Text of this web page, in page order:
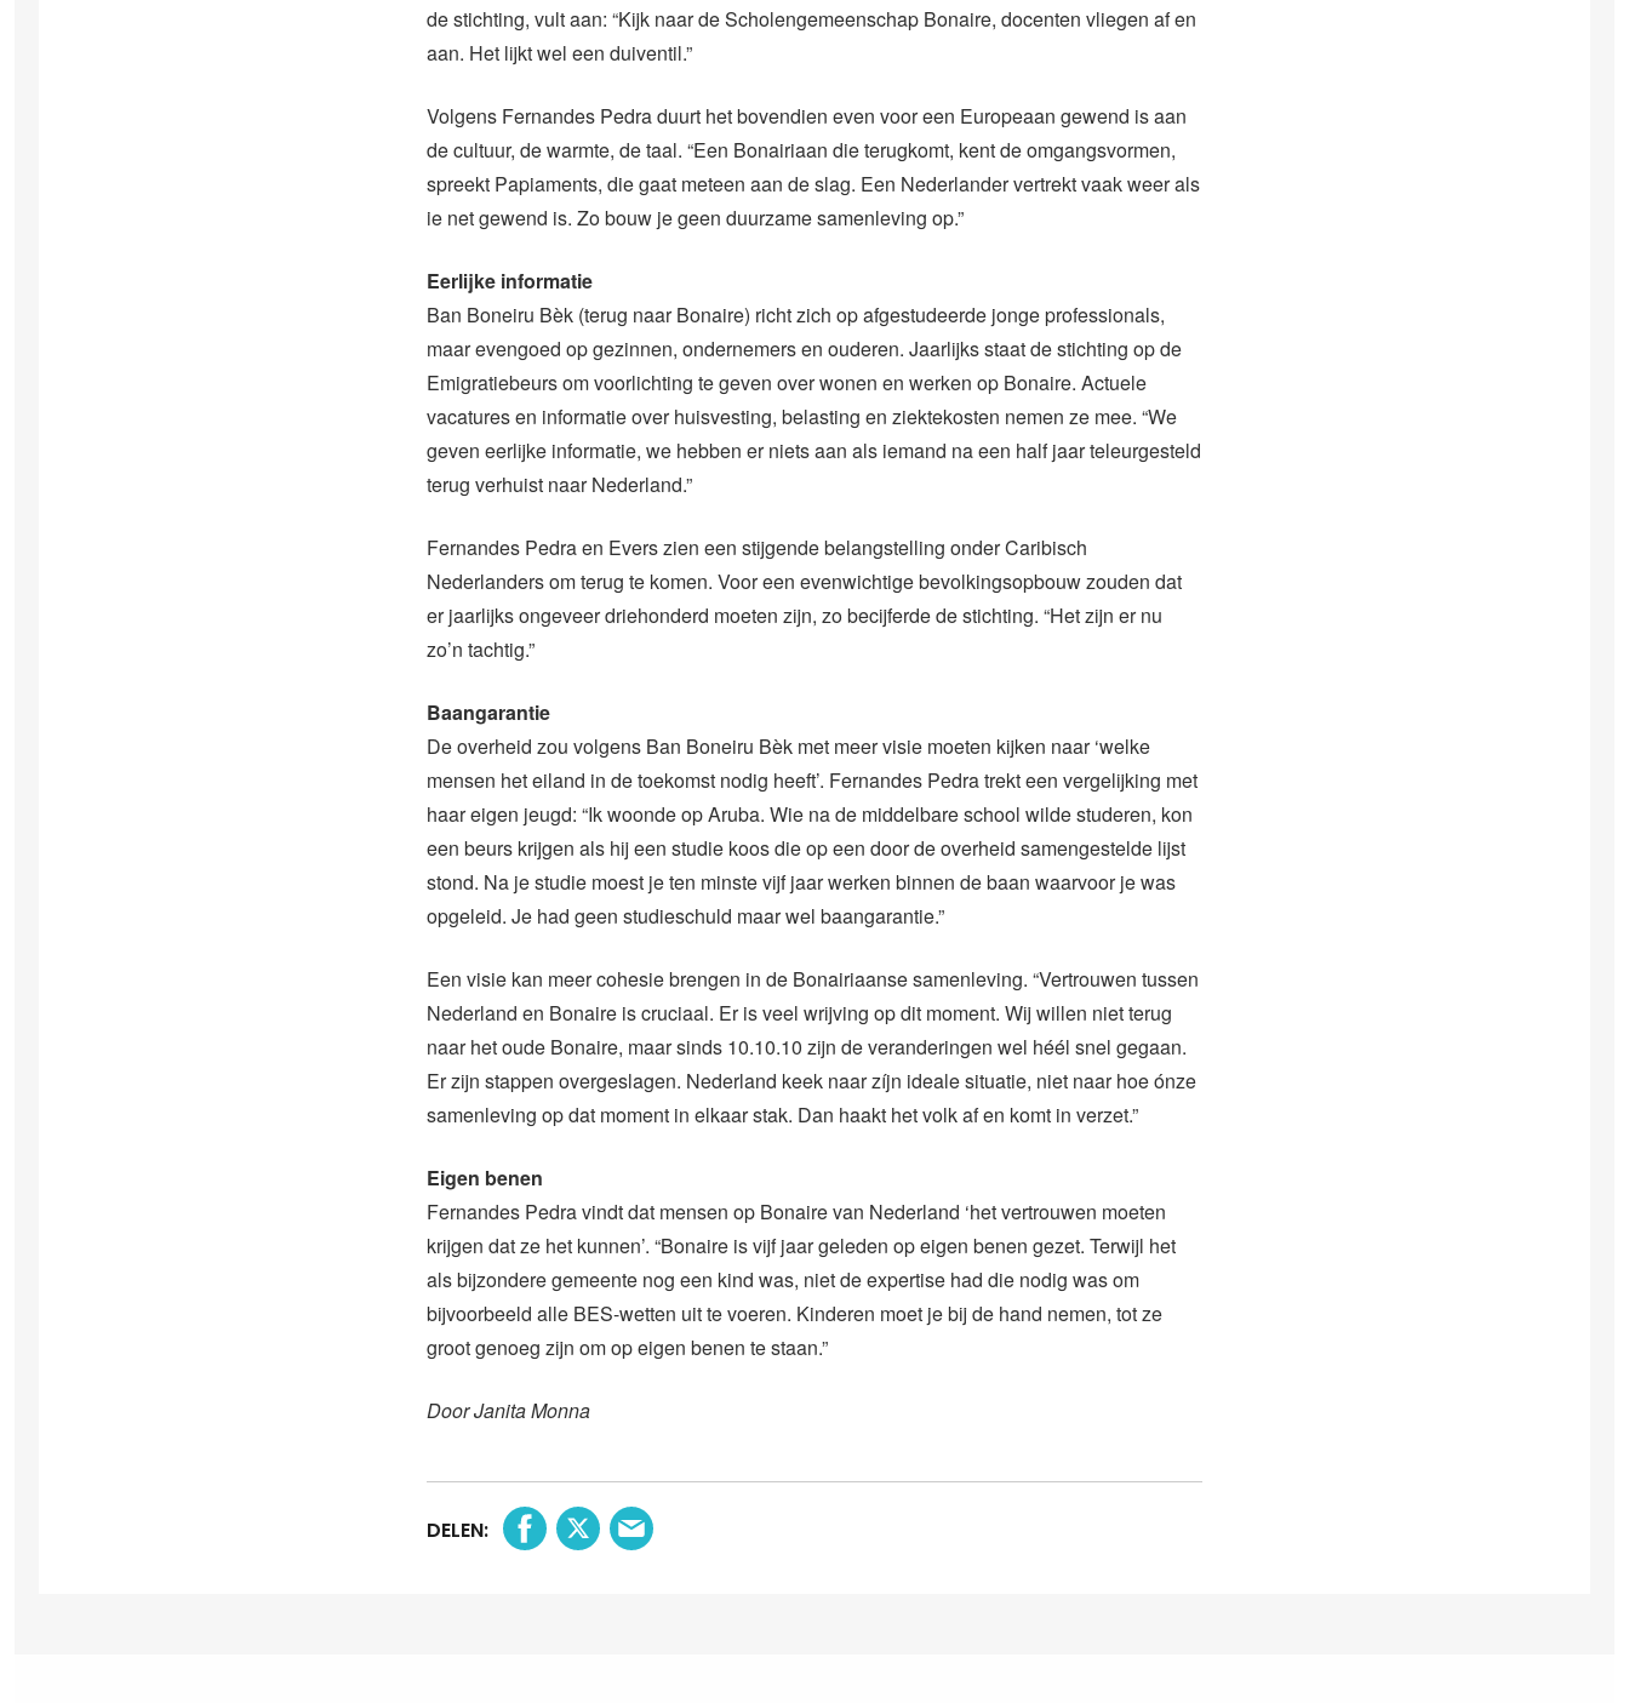
de stichting, vult aan: “Kijk naar de Scholengemeenschap Bonaire, docenten vliegen af en
aan. Het lijkt wel een duiventil.”
Volgens Fernandes Pedra duurt het bovendien even voor een Europeaan gewend is aan
de cultuur, de warmte, de taal. “Een Bonairiaan die terugkomt, kent de omgangsvormen,
spreekt Papiaments, die gaat meteen aan de slag. Een Nederlander vertrekt vaak weer als
ie net gewend is. Zo bouw je geen duurzame samenleving op.”
Eerlijke informatie
Ban Boneiru Bèk (terug naar Bonaire) richt zich op afgestudeerde jonge professionals,
maar evengoed op gezinnen, ondernemers en ouderen. Jaarlijks staat de stichting op de
Emigratiebeurs om voorlichting te geven over wonen en werken op Bonaire. Actuele
vacatures en informatie over huisvesting, belasting en ziektekosten nemen ze mee. “We
geven eerlijke informatie, we hebben er niets aan als iemand na een half jaar teleurgesteld
terug verhuist naar Nederland.”
Fernandes Pedra en Evers zien een stijgende belangstelling onder Caribisch
Nederlanders om terug te komen. Voor een evenwichtige bevolkingsopbouw zouden dat
er jaarlijks ongeveer driehonderd moeten zijn, zo becijferde de stichting. “Het zijn er nu
zo’n tachtig.”
Baangarantie
De overheid zou volgens Ban Boneiru Bèk met meer visie moeten kijken naar ‘welke
mensen het eiland in de toekomst nodig heeft’. Fernandes Pedra trekt een vergelijking met
haar eigen jeugd: “Ik woonde op Aruba. Wie na de middelbare school wilde studeren, kon
een beurs krijgen als hij een studie koos die op een door de overheid samengestelde lijst
stond. Na je studie moest je ten minste vijf jaar werken binnen de baan waarvoor je was
opgeleid. Je had geen studieschuld maar wel baangarantie.”
Een visie kan meer cohesie brengen in de Bonairiaanse samenleving. “Vertrouwen tussen
Nederland en Bonaire is cruciaal. Er is veel wrijving op dit moment. Wij willen niet terug
naar het oude Bonaire, maar sinds 10.10.10 zijn de veranderingen wel héél snel gegaan.
Er zijn stappen overgeslagen. Nederland keek naar zíjn ideale situatie, niet naar hoe ónze
samenleving op dat moment in elkaar stak. Dan haakt het volk af en komt in verzet.”
Eigen benen
Fernandes Pedra vindt dat mensen op Bonaire van Nederland ‘het vertrouwen moeten
krijgen dat ze het kunnen’. “Bonaire is vijf jaar geleden op eigen benen gezet. Terwijl het
als bijzondere gemeente nog een kind was, niet de expertise had die nodig was om
bijvoorbeeld alle BES-wetten uit te voeren. Kinderen moet je bij de hand nemen, tot ze
groot genoeg zijn om op eigen benen te staan.”
Door Janita Monna
DELEN: